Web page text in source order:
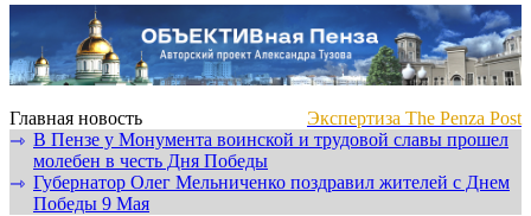
Главная новость
Экспертиза The Penza Post
⇾ В Пензе у Монумента воинской и трудовой славы прошел
молебен в честь Дня Победы
⇾ Губернатор Олег Мельниченко поздравил жителей с Днем
Победы 9 Мая